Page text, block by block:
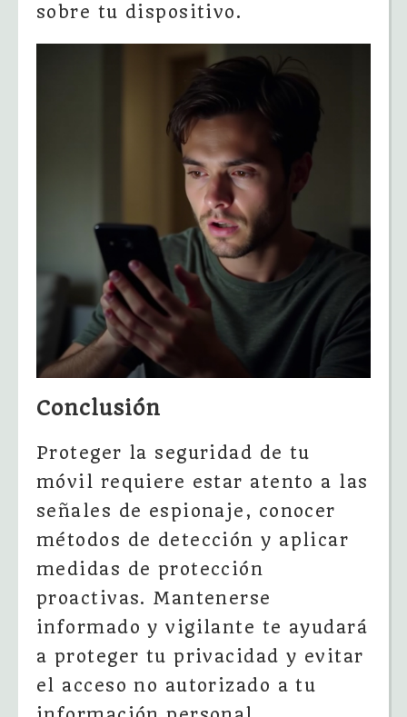
sobre tu dispositivo.
Conclusión
Proteger la seguridad de tu
móvil requiere estar atento a las
señales de espionaje, conocer
métodos de detección y aplicar
medidas de protección
proactivas. Mantenerse
informado y vigilante te ayudará
a proteger tu privacidad y evitar
el acceso no autorizado a tu